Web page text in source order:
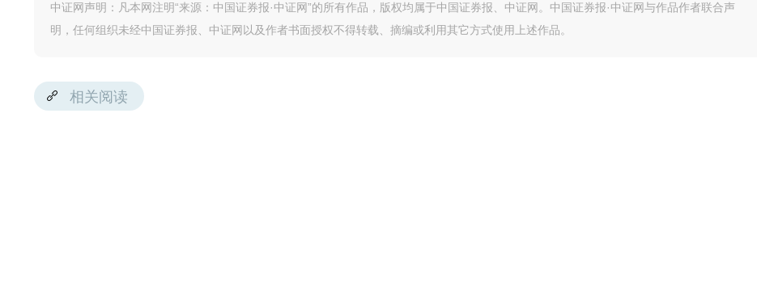
中证网声明：凡本网注明“来源：中国证券报·中证网”的所有作品，版权均属于中国证券报、中证网。中国证券报·中证网与作品作者联合声
明，任何组织未经中国证券报、中证网以及作者书面授权不得转载、摘编或利用其它方式使用上述作品。
相关阅读